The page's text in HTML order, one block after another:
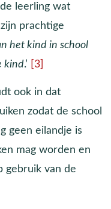
leerling wat
prachtige
het kind in school
kind.’ [3]
ook in dat
zodat de school
geen eilandje is
mag worden en
gebruik van de